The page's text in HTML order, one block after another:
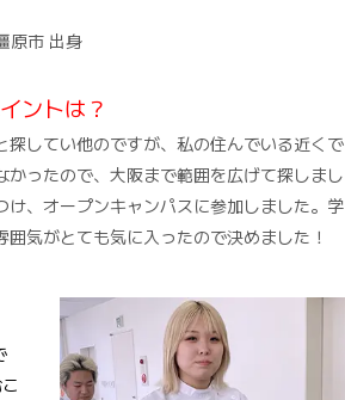
原市 出身
ントは？
探してい他のですが、私の住んでいる近くで
かったので、大阪まで範囲を広げて探しまし
け、オープンキャンパスに参加しました。学
気がとても気に入ったので決めました！